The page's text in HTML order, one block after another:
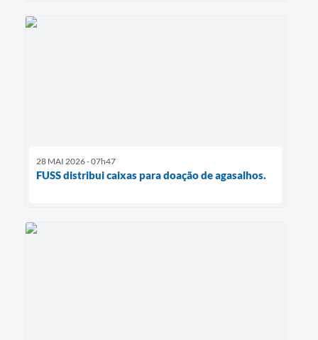
28 MAI 2026 - 07h47
FUSS distribui caixas para doação de agasalhos.